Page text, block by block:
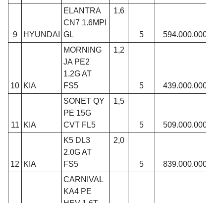
9 HYUNDAI
ELANTRA
CN7 1.6MPI
GL
1,6
5 594.000.000
10 KIA
MORNING
JA PE2
1.2G AT
FS5
1,2
5 439.000.000
11 KIA
SONET QY
PE 15G
CVT FL5
1,5
5 509.000.000
12 KIA
K5 DL3
2.0G AT
FS5
2,0
5
839.000.000
CARNIVAL
KA4 PE